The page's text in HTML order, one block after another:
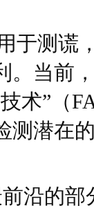
于测谎
。当前
术”（
测潜在
沿的